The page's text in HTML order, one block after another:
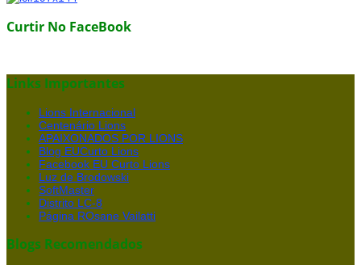
Curtir No FaceBook
Links Importantes
Lions Internacional
Centenário Lions
APAIXONADOS POR LIONS
Blog EUCurto Lions
Facebook EU Curto Lions
Luz de Brodowski
SoftMaster
Distrito LC-8
Página ROsane Vailatti
Blogs Recomendados